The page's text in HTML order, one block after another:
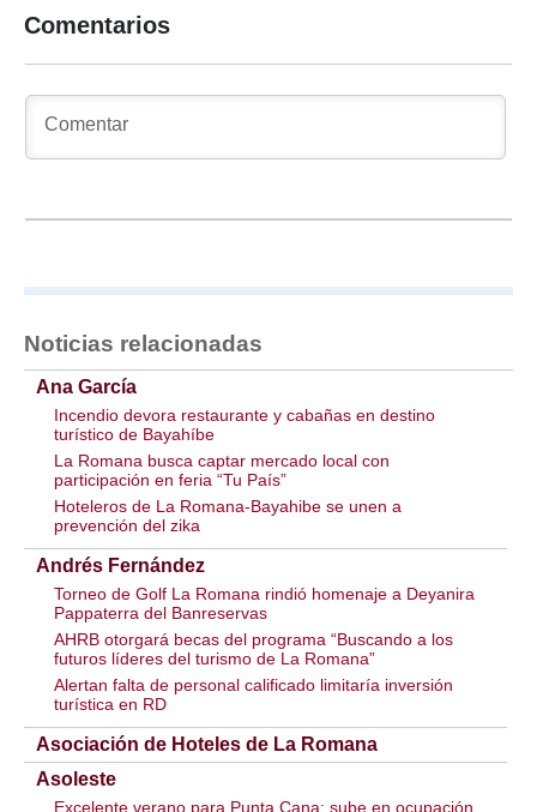
Comentarios
Noticias relacionadas
Ana García
Incendio devora restaurante y cabañas en destino
turístico de Bayahíbe
La Romana busca captar mercado local con
participación en feria “Tu País”
Hoteleros de La Romana-Bayahibe se unen a
prevención del zika
Andrés Fernández
Torneo de Golf La Romana rindió homenaje a Deyanira
Pappaterra del Banreservas
AHRB otorgará becas del programa “Buscando a los
futuros líderes del turismo de La Romana”
Alertan falta de personal calificado limitaría inversión
turística en RD
Asociación de Hoteles de La Romana
Asoleste
Excelente verano para Punta Cana: sube en ocupación